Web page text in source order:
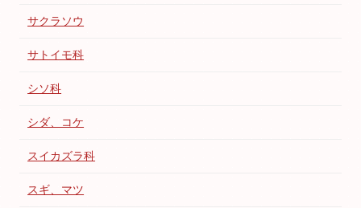
サクラソウ
サトイモ科
シソ科
シダ、コケ
スイカズラ科
スギ、マツ